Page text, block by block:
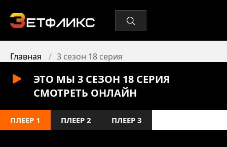
Главная 3 сезон 18 серия
ЭТО МЫ 3 СЕЗОН 18 СЕРИЯ
СМОТРЕТЬ ОНЛАЙН
ПЛЕЕР 1 ПЛЕЕР 2 ПЛЕЕР 3